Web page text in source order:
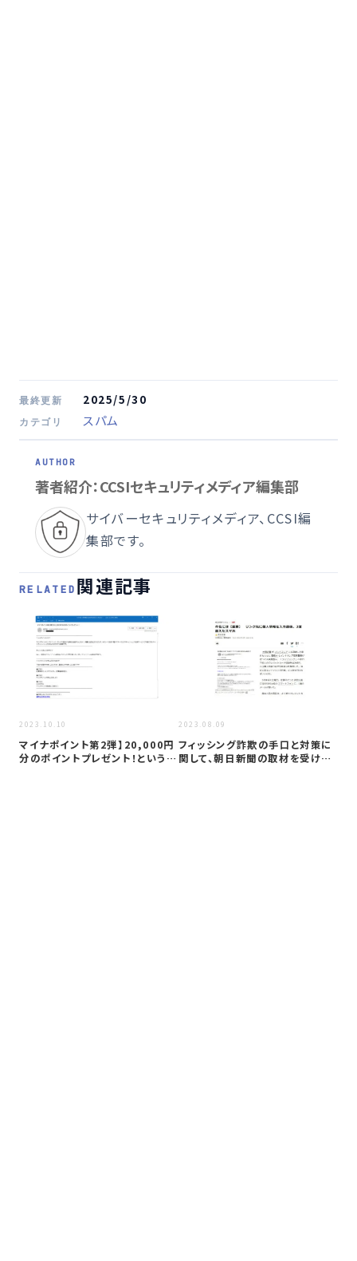
最終更新 2025/5/30
カテゴリ スパム
著者紹介：CCSIセキュリティメディア編集部
サイバーセキュリティメディア、CCSI編
集部です。
RELATED 関連記事
2023.10.10
マイナポイント第2弾】20,000円
分のポイントプレゼント！という
2023.08.09
フィッシング詐欺の手口と対策に
関して、朝日新聞の取材を受けま